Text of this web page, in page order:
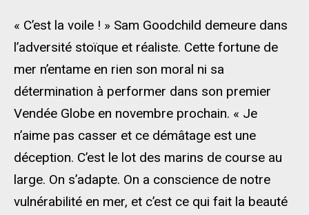
« C’est la voile ! » Sam Goodchild demeure dans
l’adversité stoïque et réaliste. Cette fortune de
mer n’entame en rien son moral ni sa
détermination à performer dans son premier
Vendée Globe en novembre prochain. « Je
n’aime pas casser et ce démâtage est une
déception. C’est le lot des marins de course au
large. On s’adapte. On a conscience de notre
vulnérabilité en mer, et c’est ce qui fait la beauté